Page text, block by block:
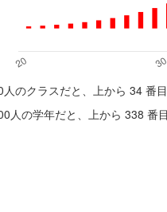
人のクラスだと、上から 34 番
人の学年だと、上から 338 番